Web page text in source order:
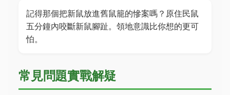
記得那個把新鼠放進舊鼠籠的慘案嗎？原住民鼠
五分鐘內咬斷新鼠腳趾。領地意識比你想的更可
怕。
常見問題實戰解疑